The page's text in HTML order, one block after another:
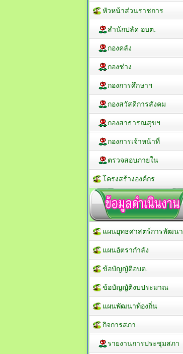
หัวหน้าส่วนราชการ
สำนักปลัด อบต.
กองคลัง
กองช่าง
กองการศึกษาฯ
กองสวัสดิการสังคม
กองสาธารณสุขฯ
กองการเจ้าหน้าที่
ตรวจสอบภายใน
โครงสร้างองค์กร
แผนยุทธศาสตร์การพัฒนา
แผนอัตรากำลัง
ข้อบัญญัติอบต.
ข้อบัญญัติงบประมาณ
แผนพัฒนาท้องถิ่น
กิจการสภา
รายงานการประชุมสภา